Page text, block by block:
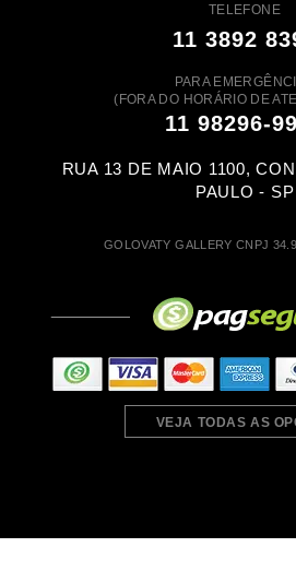
TELEFONE
11 3892
PARA
(FORA DO HORÁRIO DE
11 98296-
RUA 13 DE MAIO 1100,
PAULO - SP
GOLOVATY GALLERY CNPJ
VEJA TODAS AS